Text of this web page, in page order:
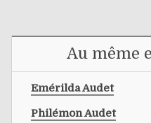
Au même
Emérilda Audet
Philémon Audet